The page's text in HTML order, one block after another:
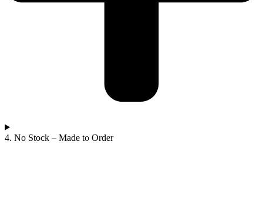
4. No Stock – Made to Order